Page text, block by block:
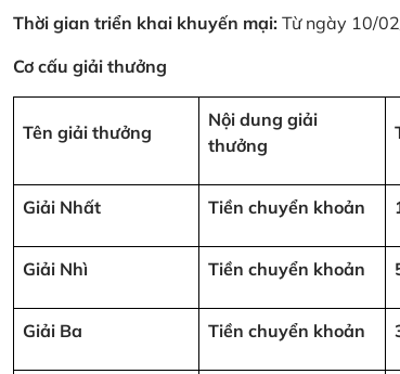
Thời gian triển khai khuyến mại: Từ ngày 10/
Cơ cấu giải thưởng
Tên giải thưởng
Nội dung giải
thưởng
Giải Nhất Tiền chuyển khoản
Giải Nhì Tiền chuyển khoản
Giải Ba Tiền chuyển khoản